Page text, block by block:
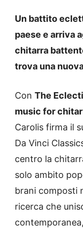
Un battito
paese e arriva
chitarra
trova una
Con The
music for
Carolis firma il
Da Vinci
centro la
solo ambito
brani composti
ricerca che